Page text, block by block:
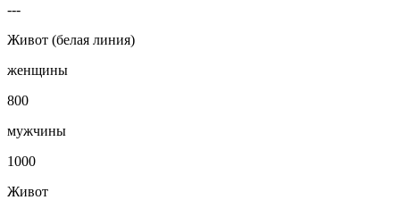
---
Живот (белая линия)
женщины
800
мужчины
1000
Живот